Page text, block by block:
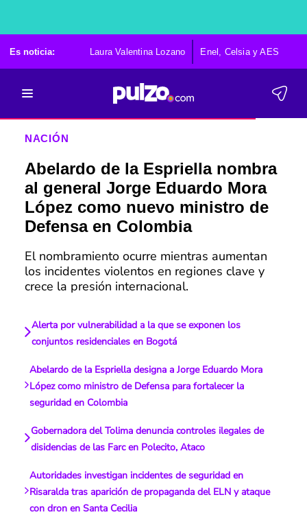
Es noticia: Laura Valentina Lozano Enel, Celsia y AES
NACIÓN
Abelardo de la Espriella nombra
al general Jorge Eduardo Mora
López como nuevo ministro de
Defensa en Colombia
El nombramiento ocurre mientras aumentan
los incidentes violentos en regiones clave y
crece la presión internacional.
Alerta por vulnerabilidad a la que se exponen los
conjuntos residenciales en Bogotá
Abelardo de la Espriella designa a Jorge Eduardo Mora
López como ministro de Defensa para fortalecer la
seguridad en Colombia
Gobernadora del Tolima denuncia controles ilegales de
disidencias de las Farc en Polecito, Ataco
Autoridades investigan incidentes de seguridad en
Risaralda tras aparición de propaganda del ELN y ataque
con dron en Santa Cecilia